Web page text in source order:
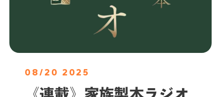
08/20 2025
《連載》家族製本ラジオ